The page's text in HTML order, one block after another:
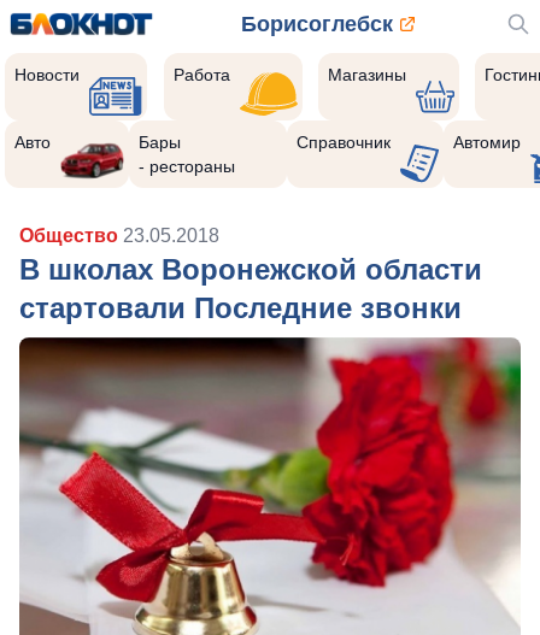
Борисоглебск
Новости Работа Магазины
Авто
Бары
- рестораны
Справочник Автомир
Общество 23.05.2018
В школах Воронежской области
стартовали Последние звонки